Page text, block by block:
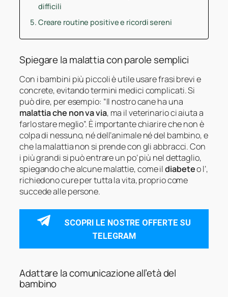
difficili
Creare routine positive e ricordi sereni
Spiegare la malattia con parole semplici
Con i bambini più piccoli è utile usare frasi brevi e
concrete, evitando termini medici complicati. Si
può dire, per esempio: “Il nostro cane ha una
malattia che non va via, ma il veterinario ci aiuta a
farlo stare meglio”. È importante chiarire che non è
colpa di nessuno, né dell’animale né del bambino, e
che la malattia non si prende con gli abbracci. Con
i più grandi si può entrare un po’ più nel dettaglio,
spiegando che alcune malattie, come ildiabeteo l’,
richiedono cure per tutta la vita, proprio come
succede alle persone.
SCOPRI LE NOSTRE OFFERTE SU
TELEGRAM
Adattare la comunicazione all’età del
bambino